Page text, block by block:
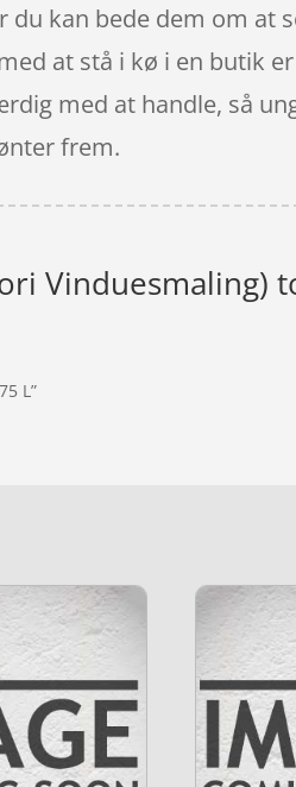
du kan bede dem om at
at stå i kø i en butik
med at handle, så
frem.
Vinduesmaling)
L”